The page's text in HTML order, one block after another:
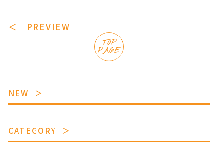
＜ PREVIEW
TOP
PAGE
NEW
CATEGORY